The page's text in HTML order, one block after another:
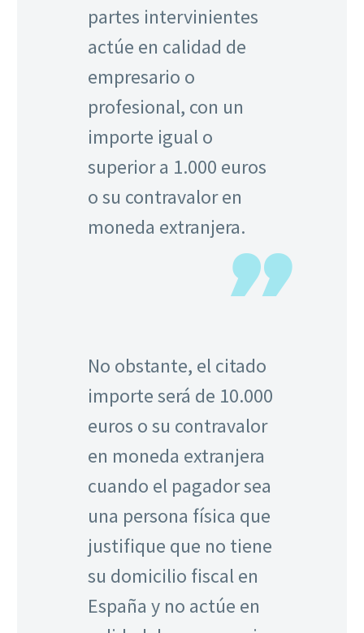
partes intervinientes
actúe en calidad de
empresario o
profesional, con un
importe igual o
superior a 1.000 euros
o su contravalor en
moneda extranjera.
No obstante, el citado
importe será de 10.000
euros o su contravalor
en moneda extranjera
cuando el pagador sea
una persona física que
justifique que no tiene
su domicilio fiscal en
España y no actúe en